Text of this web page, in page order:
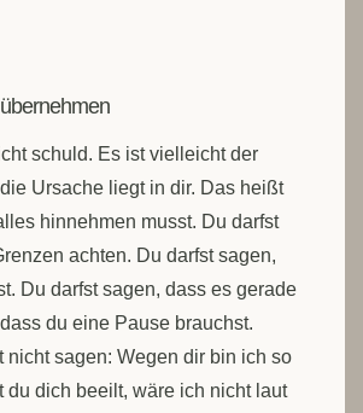
schuld. Es ist vielleicht der
Ursache liegt in dir. Das heißt
hinnehmen musst. Du darfst
achten. Du darfst sagen,
Du darfst sagen, dass es gerade
du eine Pause brauchst.
nicht sagen: Wegen dir bin ich so
du dich beeilt, wäre ich nicht laut